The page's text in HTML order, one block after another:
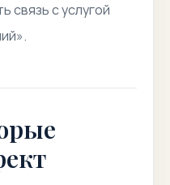
связь с услугой